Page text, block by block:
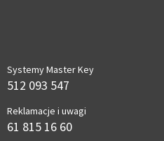
Systemy Master Key
512 093 547
Reklamacje i uwagi
61 815 16 60